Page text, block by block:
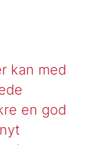
kan med
en god